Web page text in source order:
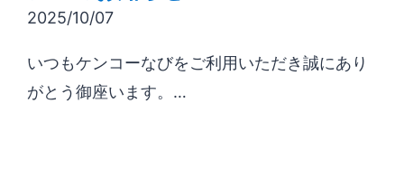
2025/10/07
いつもケンコーなびをご利用いただき誠にあり
がとう御座います。…